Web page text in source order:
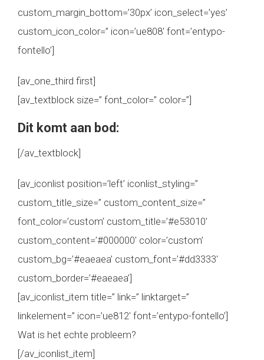
custom_margin_bottom=’30px’ icon_select=’yes’
custom_icon_color=” icon=’ue808′ font=’entypo-
fontello’]
[av_one_third first]
[av_textblock size=” font_color=” color=”]
Dit komt aan bod:
[/av_textblock]
[av_iconlist position=’left’ iconlist_styling=”
custom_title_size=” custom_content_size=”
font_color=’custom’ custom_title=’#e53010′
custom_content=’#000000′ color=’custom’
custom_bg=’#eaeaea’ custom_font=’#dd3333′
custom_border=’#eaeaea’]
[av_iconlist_item title=” link=” linktarget=”
linkelement=” icon=’ue812′ font=’entypo-fontello’]
Wat is het echte probleem?
[/av_iconlist_item]